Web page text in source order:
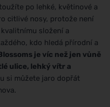
po lehké, květinové a
citlivé nosy, protože není
složení a
kdo hledá přírodní a
je víc než jen vůně
ulice, lehký vítr a
si můžete jaro dopřát